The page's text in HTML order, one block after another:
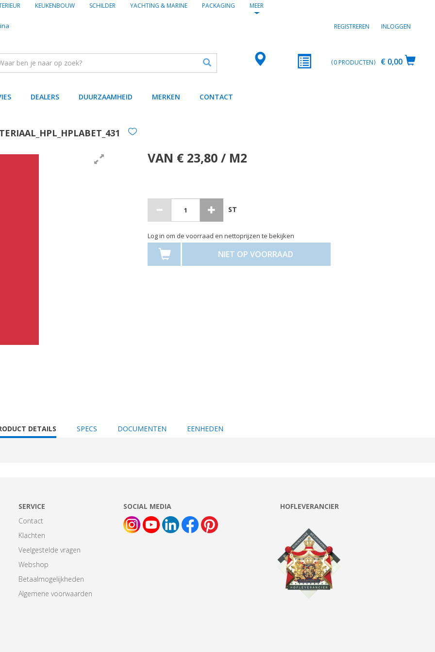
KEUKENBOUW SCHILDER YACHTING & MARINE PACKAGING MEER
REGISTREREN INLOGGEN
€ 0,00
0PRODUCTEN
DEALERS DUURZAAMHEID MERKEN CONTACT
VAN € 23,80 / M2
ST
Log in om de voorraad en nettoprijzen te bekijken
NIET OP VOORRAAD
DETAILS SPECS DOCUMENTEN EENHEDEN
SERVICE
Contact
Klachten
Veelgestelde vragen
Webshop
Betaalmogelijkheden
Algemene voorwaarden
SOCIAL MEDIA HOFLEVERANCIER